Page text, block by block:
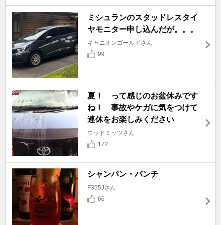
ミシュランのスタッドレスタイ
ヤモニター申し込んだが。。。
キャニオンゴールドさん
99
夏！ って感じのお盆休みです
ね！ 事故やケガに気をつけて
連休をお楽しみください
ウッドミッツさん
172
シャンパン・パンチ
F355Jさん
66